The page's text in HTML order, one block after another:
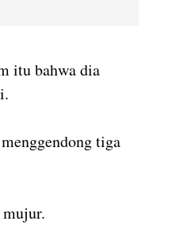
itu bahwa dia
tiga